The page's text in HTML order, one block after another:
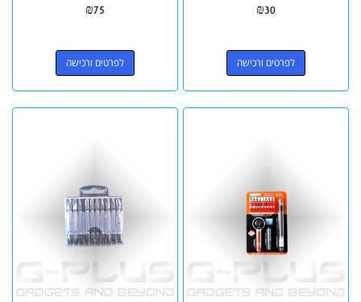
₪30
לפרטים ורכישה
₪75
לפרטים ורכישה